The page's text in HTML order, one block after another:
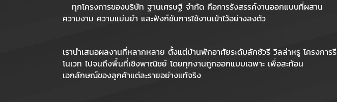
ทุกโครงการของบริษัท ฐานเศรษฐี จำกัด คือการรังสรรค์งานออกแบบที่ผสาน
ความงาม ความแม่นยำ และฟังก์ชันการใช้งานเข้าไว้อย่างลงตัว
เรานำเสนอผลงานที่หลากหลาย ตั้งแต่บ้านพักอาศัยระดับลักชัวรี วิลล่าหรู โครงการรี
โนเวท ไปจนถึงพื้นที่เชิงพาณิชย์ โดยทุกงานถูกออกแบบเฉพาะ เพื่อสะท้อน
เอกลักษณ์ของลูกค้าแต่ละรายอย่างแท้จริง